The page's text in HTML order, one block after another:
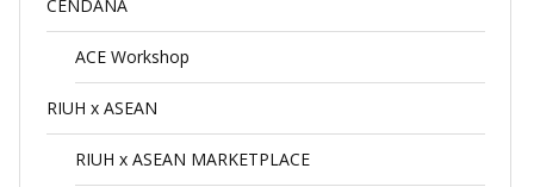
CENDANA
ACE Workshop
RIUH x ASEAN
RIUH x ASEAN MARKETPLACE